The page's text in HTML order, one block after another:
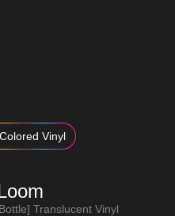
Colored Vinyl
Translucent Vinyl